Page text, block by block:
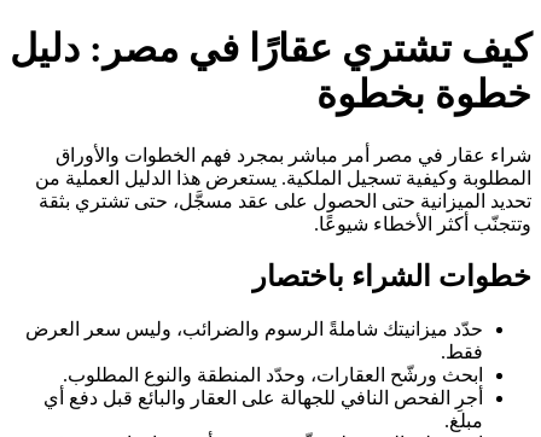
كيف تشتري عقارًا في مصر: دليل
خطوة بخطوة
شراء عقار في مصر أمر مباشر بمجرد فهم الخطوات والأوراق
المطلوبة وكيفية تسجيل الملكية. يستعرض هذا الدليل العملية من
تحديد الميزانية حتى الحصول على عقد مسجَّل، حتى تشتري بثقة
وتتجنّب أكثر الأخطاء شيوعًا.
خطوات الشراء باختصار
حدّد ميزانيتك شاملةً الرسوم والضرائب، وليس سعر العرض
فقط.
ابحث ورشّح العقارات، وحدّد المنطقة والنوع المطلوب.
أجرِ الفحص النافي للجهالة على العقار والبائع قبل دفع أي
مبلغ.